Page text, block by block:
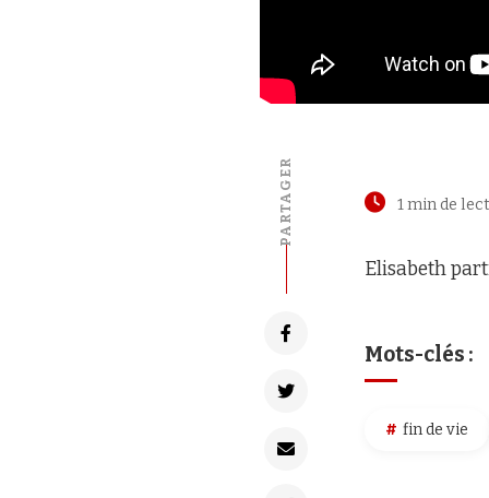
PARTAGER 1 min de
Elisabeth
Mots-clés :
fin de vie